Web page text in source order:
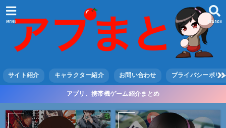
SEARCH
MENU
サイト紹介 キャラクター紹介 お問い合わせ プライバシーポリ
アプリ、携帯機ゲーム紹介まとめ